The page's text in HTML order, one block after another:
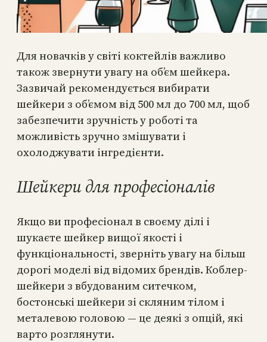
Для новачків у світі коктейлів важливо
також звернути увагу на об’єм шейкера.
Зазвичай рекомендується вибирати
шейкери з об’ємом від 500 мл до 700 мл, щоб
забезпечити зручність у роботі та
можливість зручно змішувати і
охолоджувати інгредієнти.
Шейкери для професіоналів
Якщо ви професіонал в своєму ділі і
шукаєте шейкер вищої якості і
функціональності, зверніть увагу на більш
дорогі моделі від відомих брендів. Коблер-
шейкери з вбудованим ситечком,
бостонські шейкери зі скляним тілом і
металевою головою — це деякі з опцій, які
варто розглянути.